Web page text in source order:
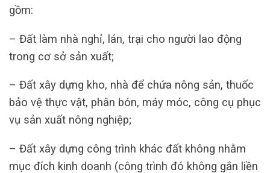
gồm:
– Đất làm nhà nghỉ, lán, trại cho người lao động
trong cơ sở sản xuất;
– Đất xây dựng kho, nhà để chứa nông sản, thuốc
bảo vệ thực vật, phân bón, máy móc, công cụ phục
vụ sản xuất nông nghiệp;
– Đất xây dựng công trình khác đất không nhằm
mục đích kinh doanh (công trình đó không gắn liền